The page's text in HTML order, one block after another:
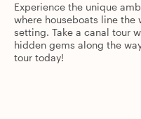
Experience the unique
where houseboats line
setting. Take a canal tour
hidden gems along the
tour today!